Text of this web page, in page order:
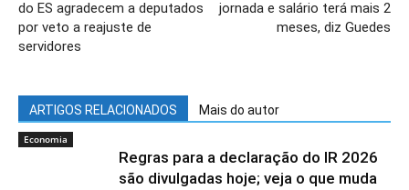
do ES agradecem a deputados
por veto a reajuste de
servidores
jornada e salário terá mais 2
meses, diz Guedes
ARTIGOS RELACIONADOS Mais do autor
Economia
Regras para a declaração do IR 2026
são divulgadas hoje; veja o que muda